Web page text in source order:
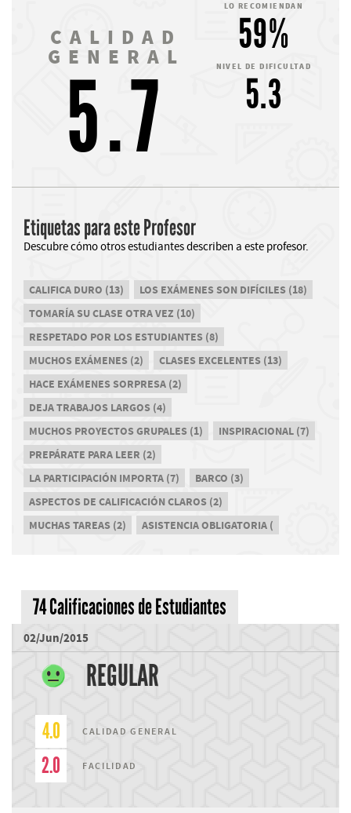
CALIDAD
GENERAL
5.7
LO RECOMIENDAN
59%
NIVEL DE DIFICULTAD
5.3
Etiquetas para este Profesor
Descubre cómo otros estudiantes describen a este profesor.
CALIFICA DURO (13)
LOS EXÁMENES SON DIFÍCILES (18)
TOMARÍA SU CLASE OTRA VEZ (10)
RESPETADO POR LOS ESTUDIANTES (8)
MUCHOS EXÁMENES (2)
CLASES EXCELENTES (13)
HACE EXÁMENES SORPRESA (2)
DEJA TRABAJOS LARGOS (4)
MUCHOS PROYECTOS GRUPALES (1)
INSPIRACIONAL (7)
PREPÁRATE PARA LEER (2)
LA PARTICIPACIÓN IMPORTA (7)
BARCO (3)
ASPECTOS DE CALIFICACIÓN CLAROS (2)
MUCHAS TAREAS (2)
ASISTENCIA OBLIGATORIA (
74 Calificaciones de Estudiantes
02/Jun/2015
REGULAR
4.0 CALIDAD GENERAL
2.0 FACILIDAD